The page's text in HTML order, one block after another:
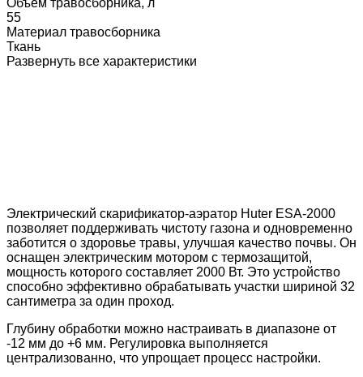
55
Материал травосборника
Ткань
Развернуть все характеристики
Электрический скарификатор-аэратор Huter ESA-2000
позволяет поддерживать чистоту газона и одновременно
заботится о здоровье травы, улучшая качество почвы. Он
оснащен электрическим мотором с термозащитой,
мощность которого составляет 2000 Вт. Это устройство
способно эффективно обрабатывать участки шириной 32
сантиметра за один проход.
Глубину обработки можно настраивать в диапазоне от
-12 мм до +6 мм. Регулировка выполняется
централизованно, что упрощает процесс настройки.